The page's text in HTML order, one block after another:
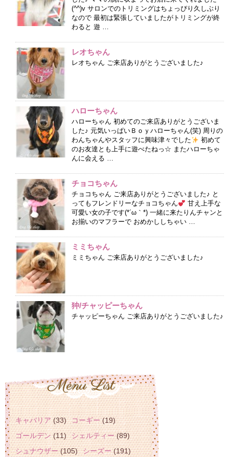
(^^)v サロンでのトリミングはちょっぴり久しぶり
なので 最初は緊張していましたがトリミングが終
わると 遊 …
レオちゃん
レオちゃん ご来店ありがとうございました♪
ハローちゃん
ハローちゃん 初めてのご来店ありがとうございま
した♪ 元気いっぱいＢｏｙハローちゃん(笑) 周りの
わんちゃんやスタッフに興味津々でした
初めて
のお友達とも上手に遊べたねっ☆ またハローちゃ
んに会える …
チョコちゃん
チョコちゃん ご来店ありがとうございました♪ と
ってもフレンドリーなチョコちゃん
甘え上手な
可愛い女の子です(*´ω｀*) 一緒に来たりんチャンと
お揃いのマフラーで おめかししちゃい …
ミミちゃん
ミミちゃん ご来店ありがとうございました♪
狆/チャッピーちゃん
チャッピーちゃん ご来店ありがとうございました♪
キャバリア(33) コーギー(19)
ゴールデン(11) シェルティー(89)
シュナウザー(105) シーズー(191)